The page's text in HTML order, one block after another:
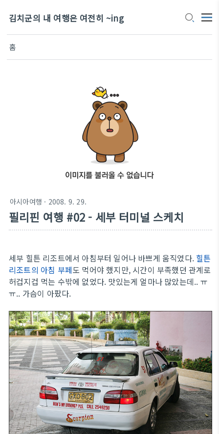
김치군의 내 여행은 여전히 ~ing
홈
아시아여행 · 2008. 9. 29.
필리핀 여행 #02 - 세부 터미널 스케치
세부 힐튼 리조트에서 아침부터 일어나 바쁘게 움직였다. 힐튼
리조트의 아침 부페도 먹어야 했지만, 시간이 부족했던 관계로
허겁지겁 먹는 수밖에 없었다. 맛있는게 얼마나 많았는데.. ㅠ
ㅠ.. 가슴이 아팠다.